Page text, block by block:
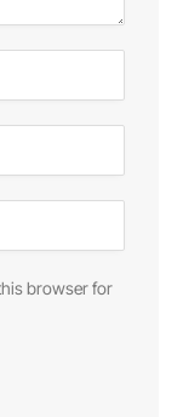
browser for